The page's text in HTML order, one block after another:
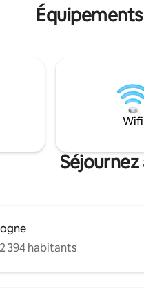
par un
Wifi
394 habitants